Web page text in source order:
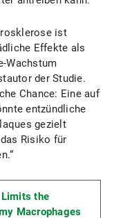
ist
Effekte als
Wachstum
der Studie.
Chance: Eine auf
entzündliche
gezielt
Risiko für
the
Macrophages